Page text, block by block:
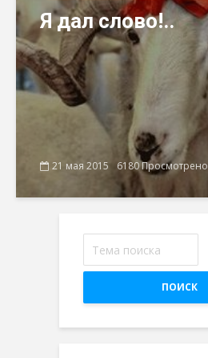
Я дал слово!..
21 мая 2015 6180 Просмотрено
ПОИСК